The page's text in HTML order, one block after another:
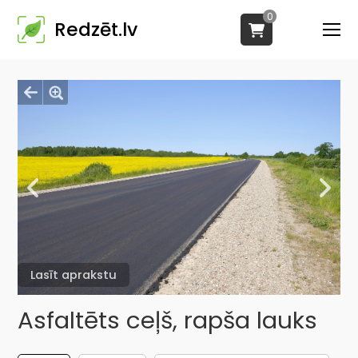
Redzēt.lv
0
Lasīt aprakstu
Asfaltēts ceļš, rapša lauks